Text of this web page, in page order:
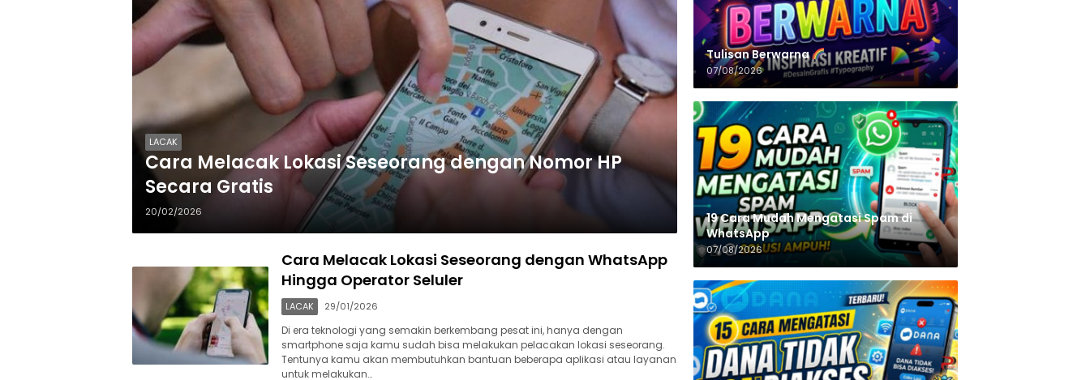
LACAK
Cara Melacak Lokasi Seseorang dengan Nomor HP
Secara Gratis
20/02/2026
Cara Melacak Lokasi Seseorang dengan WhatsApp
Hingga Operator Seluler
LACAK 29/01/2026
Di era teknologi yang semakin berkembang pesat ini, hanya dengan
smartphone saja kamu sudah bisa melakukan pelacakan lokasi seseorang.
Tentunya kamu akan membutuhkan bantuan beberapa aplikasi atau layanan
untuk melakukan…
Tulisan‌‌‌‌‌‌‌‌‌‌‌‌‌‌‌‌ Berwarna
07/08/2026
19 Cara Mudah Mengatasi Spam di
WhatsApp
07/08/2026